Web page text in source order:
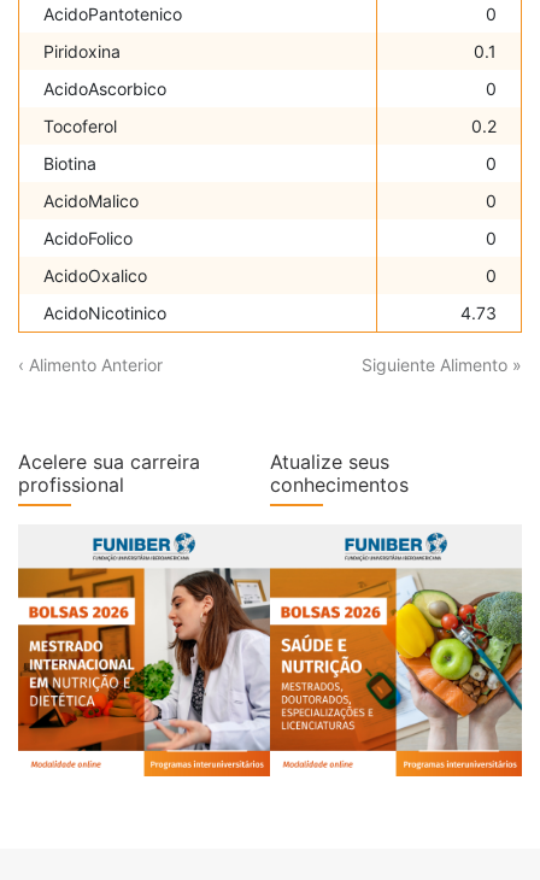
AcidoPantotenico
0
Piridoxina
0.1
AcidoAscorbico
0
Tocoferol
0.2
Biotina
0
AcidoMalico
0
AcidoFolico
0
AcidoOxalico
0
AcidoNicotinico
4.73
‹ Alimento Anterior Siguiente Alimento »
Acelere sua carreira
profissional
Atualize seus
conhecimentos